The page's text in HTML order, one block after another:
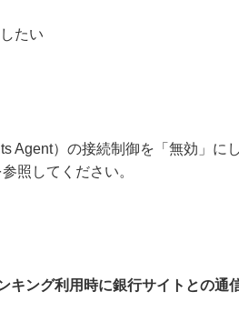
たい
Agent）の接続制御を「無効」に
照してください。
キング利用時に銀行サイトとの通